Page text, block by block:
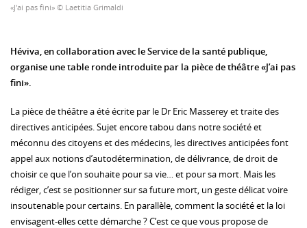
«J'ai pas fini» © Laetitia Grimaldi
Héviva, en collaboration avec le Service de la santé publique,
organise une table ronde introduite par la pièce de théâtre «J’ai pas
fini».
La pièce de théâtre a été écrite par le Dr Eric Masserey et traite des
directives anticipées. Sujet encore tabou dans notre société et
méconnu des citoyens et des médecins, les directives anticipées font
appel aux notions d’autodétermination, de délivrance, de droit de
choisir ce que l’on souhaite pour sa vie… et pour sa mort. Mais les
rédiger, c’est se positionner sur sa future mort, un geste délicat voire
insoutenable pour certains. En parallèle, comment la société et la loi
envisagent-elles cette démarche ? C’est ce que vous propose de